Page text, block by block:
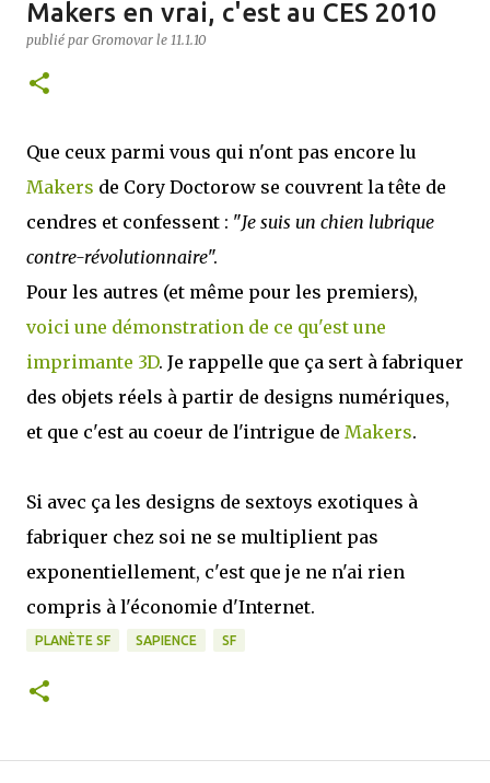
Makers en vrai, c'est au CES 2010
publié par Gromovar le 11.1.10
Que ceux parmi vous qui n'ont pas encore lu
Makers de Cory Doctorow se couvrent la tête de
cendres et confessent : "Je suis un chien lubrique
contre-révolutionnaire".
Pour les autres (et même pour les premiers),
voici une démonstration de ce qu'est une
imprimante 3D. Je rappelle que ça sert à fabriquer
des objets réels à partir de designs numériques,
et que c'est au coeur de l'intrigue de Makers.
Si avec ça les designs de sextoys exotiques à
fabriquer chez soi ne se multiplient pas
exponentiellement, c'est que je ne n'ai rien
compris à l'économie d'Internet.
PLANÈTE SF SAPIENCE SF